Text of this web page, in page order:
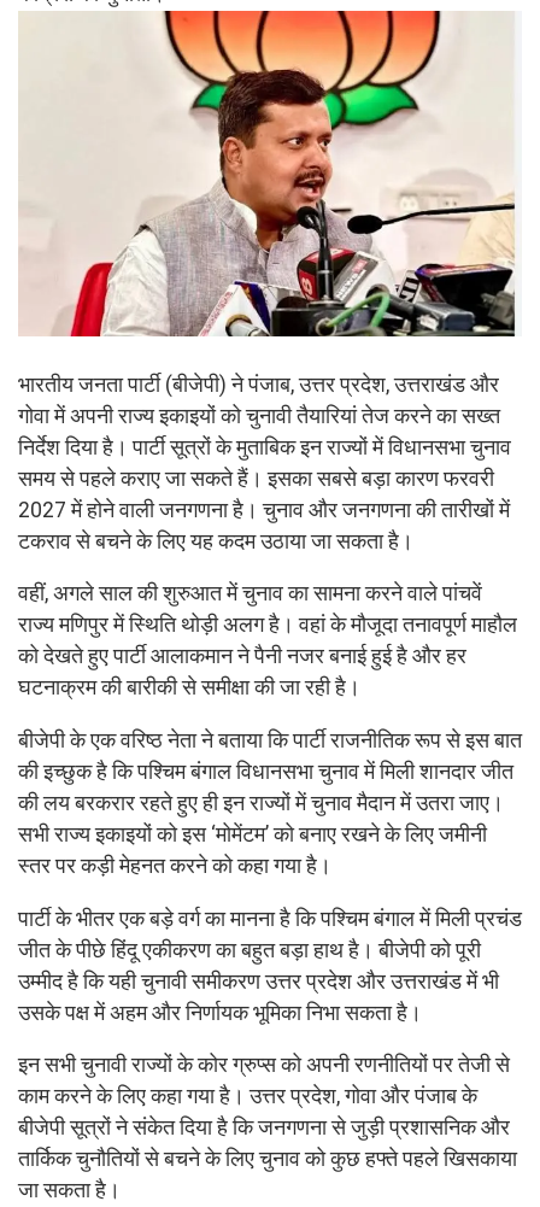
भारतीय जनता पार्टी (बीजेपी) ने पंजाब, उत्तर प्रदेश, उत्तराखंड और
गोवा में अपनी राज्य इकाइयों को चुनावी तैयारियां तेज करने का सख्त
निर्देश दिया है। पार्टी सूत्रों के मुताबिक इन राज्यों में विधानसभा चुनाव
समय से पहले कराए जा सकते हैं। इसका सबसे बड़ा कारण फरवरी
2027 में होने वाली जनगणना है। चुनाव और जनगणना की तारीखों में
टकराव से बचने के लिए यह कदम उठाया जा सकता है।
वहीं, अगले साल की शुरुआत में चुनाव का सामना करने वाले पांचवें
राज्य मणिपुर में स्थिति थोड़ी अलग है। वहां के मौजूदा तनावपूर्ण माहौल
को देखते हुए पार्टी आलाकमान ने पैनी नजर बनाई हुई है और हर
घटनाक्रम की बारीकी से समीक्षा की जा रही है।
बीजेपी के एक वरिष्ठ नेता ने बताया कि पार्टी राजनीतिक रूप से इस बात
की इच्छुक है कि पश्चिम बंगाल विधानसभा चुनाव में मिली शानदार जीत
की लय बरकरार रहते हुए ही इन राज्यों में चुनाव मैदान में उतरा जाए।
सभी राज्य इकाइयों को इस ‘मोमेंटम’ को बनाए रखने के लिए जमीनी
स्तर पर कड़ी मेहनत करने को कहा गया है।
पार्टी के भीतर एक बड़े वर्ग का मानना है कि पश्चिम बंगाल में मिली प्रचंड
जीत के पीछे हिंदू एकीकरण का बहुत बड़ा हाथ है। बीजेपी को पूरी
उम्मीद है कि यही चुनावी समीकरण उत्तर प्रदेश और उत्तराखंड में भी
उसके पक्ष में अहम और निर्णायक भूमिका निभा सकता है।
इन सभी चुनावी राज्यों के कोर ग्रुप्स को अपनी रणनीतियों पर तेजी से
काम करने के लिए कहा गया है। उत्तर प्रदेश, गोवा और पंजाब के
बीजेपी सूत्रों ने संकेत दिया है कि जनगणना से जुड़ी प्रशासनिक और
तार्किक चुनौतियों से बचने के लिए चुनाव को कुछ हफ्ते पहले खिसकाया
जा सकता है।